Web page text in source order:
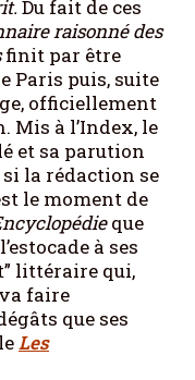
Du fait de ces
raisonné des
finit par être
Paris puis, suite
officiellement
à l’Index, le
et sa parution
la rédaction se
le moment de
que
à ses
littéraire qui,
faire
que ses
Les